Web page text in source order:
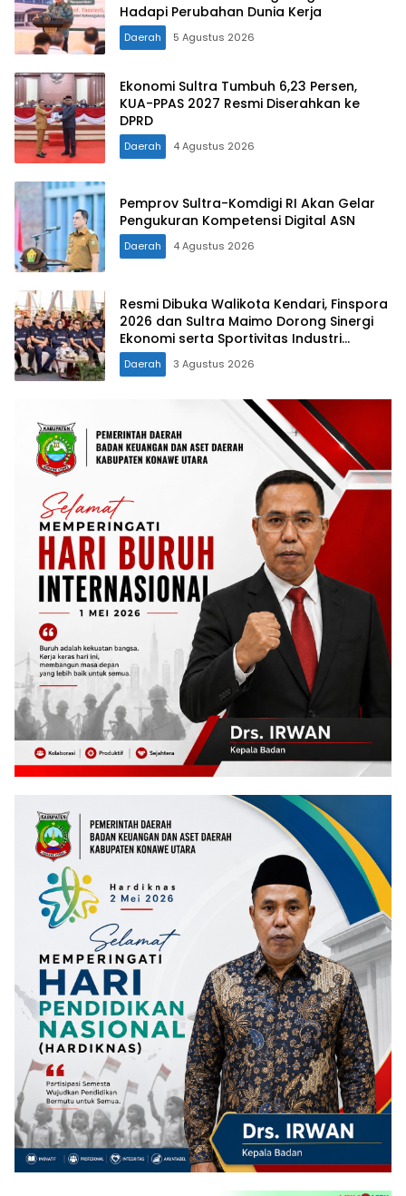
Hadapi Perubahan Dunia Kerja
Daerah 5 Agustus 2026
Ekonomi Sultra Tumbuh 6,23 Persen,
KUA-PPAS 2027 Resmi Diserahkan ke
DPRD
Daerah 4 Agustus 2026
Pemprov Sultra-Komdigi RI Akan Gelar
Pengukuran Kompetensi Digital ASN
Daerah 4 Agustus 2026
Resmi Dibuka Walikota Kendari, Finspora
2026 dan Sultra Maimo Dorong Sinergi
Ekonomi serta Sportivitas Industri
Keuangan
Daerah 3 Agustus 2026